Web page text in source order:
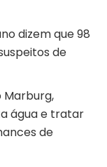
dizem que 98
de
água e tratar
de